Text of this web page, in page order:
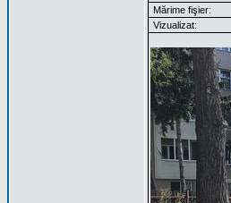
Mărime fişier:
Vizualizat: